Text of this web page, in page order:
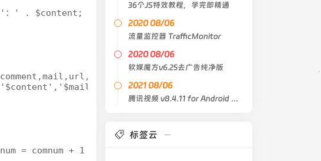
36个JS特效教程，学完即精通
2020 08/06
流量监控器 TrafficMonitor
2020 08/06
软媒魔方v6.25去广告纯净版
2021 08/06
腾讯视频 v8.4.11 for Android 去广告版
标签云